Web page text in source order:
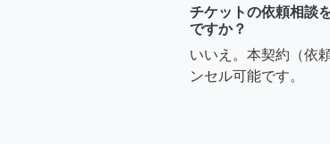
チケットの依頼相談
ですか？
いいえ。本契約（依
ンセル可能です。